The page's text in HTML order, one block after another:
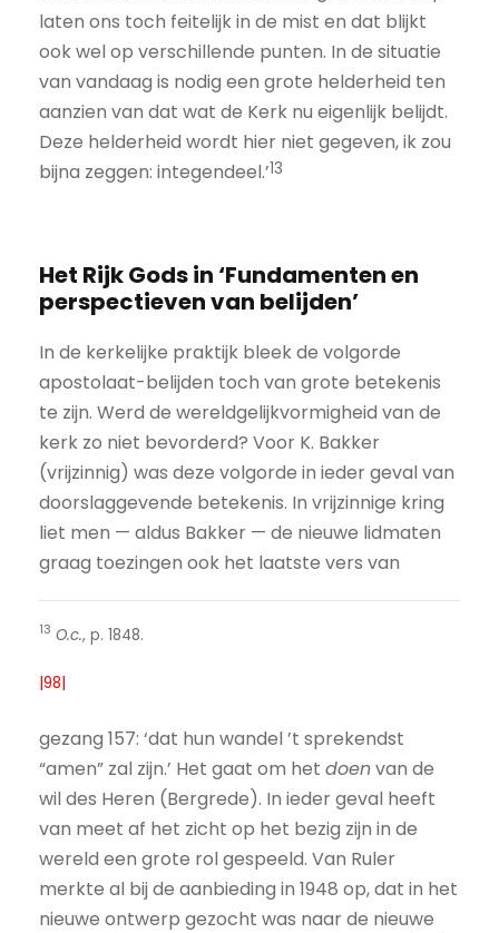
laten ons toch feitelijk in de mist en dat blijkt
ook wel op verschillende punten. In de situatie
van vandaag is nodig een grote helderheid ten
aanzien van dat wat de Kerk nu eigenlijk belijdt.
Deze helderheid wordt hier niet gegeven, ik zou
bijna zeggen: integendeel.’13
Het Rijk Gods in ‘Fundamenten en
perspectieven van belijden’
In de kerkelijke praktijk bleek de volgorde
apostolaat-belijden toch van grote betekenis
te zijn. Werd de wereldgelijkvormigheid van de
kerk zo niet bevorderd? Voor K. Bakker
(vrijzinnig) was deze volgorde in ieder geval van
doorslaggevende betekenis. In vrijzinnige kring
liet men — aldus Bakker — de nieuwe lidmaten
graag toezingen ook het laatste vers van
13 O.c., p. 1848.
|98|
gezang 157: ‘dat hun wandel ’t sprekendst
“amen” zal zijn.’ Het gaat om het doenvan de
wil des Heren (Bergrede). In ieder geval heeft
van meet af het zicht op het bezig zijn in de
wereld een grote rol gespeeld. Van Ruler
merkte al bij de aanbieding in 1948 op, dat in het
nieuwe ontwerp gezocht was naar de nieuwe